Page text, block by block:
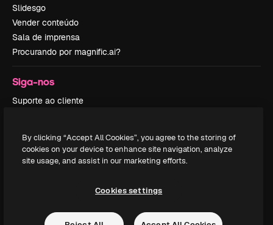
Slidesgo
Vender conteúdo
Sala de imprensa
Procurando por magnific.ai?
Siga-nos
Suporte ao cliente
LinkedIn
TikTok
By clicking “Accept All Cookies”, you agree to the storing of
cookies on your device to enhance site navigation, analyze
site usage, and assist in our marketing efforts.
Cookies settings